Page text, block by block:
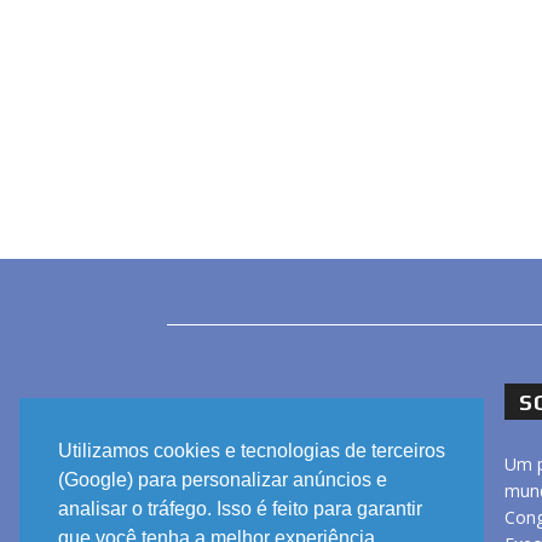
Utilizamos cookies e tecnologias de terceiros
(Google) para personalizar anúncios e
analisar o tráfego. Isso é feito para garantir
Um